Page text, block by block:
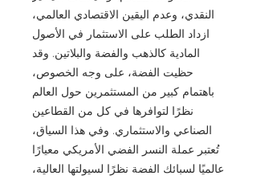
النقدي، وعدم اليقين الاقتصادي العالمي،
ازداد الطلب على الاستثمار في الأصول
المادية كالذهب والفضة والبلاتين. وقد
حظيت الفضة، على وجه الخصوص،
باهتمام كبير من المستثمرين حول العالم
نظرًا لتوافرها في كل من القطاعين
الصناعي والاستثماري. وفي هذا السياق،
تُعتبر عملة النسر الفضي الأمريكي معيارًا
عالميًا لسبائك الفضة نظرًا لسيولتها العالية،